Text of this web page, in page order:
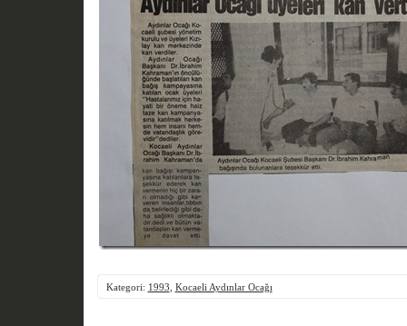
Kategori: 1993 Kocaeli Aydınlar Ocağı